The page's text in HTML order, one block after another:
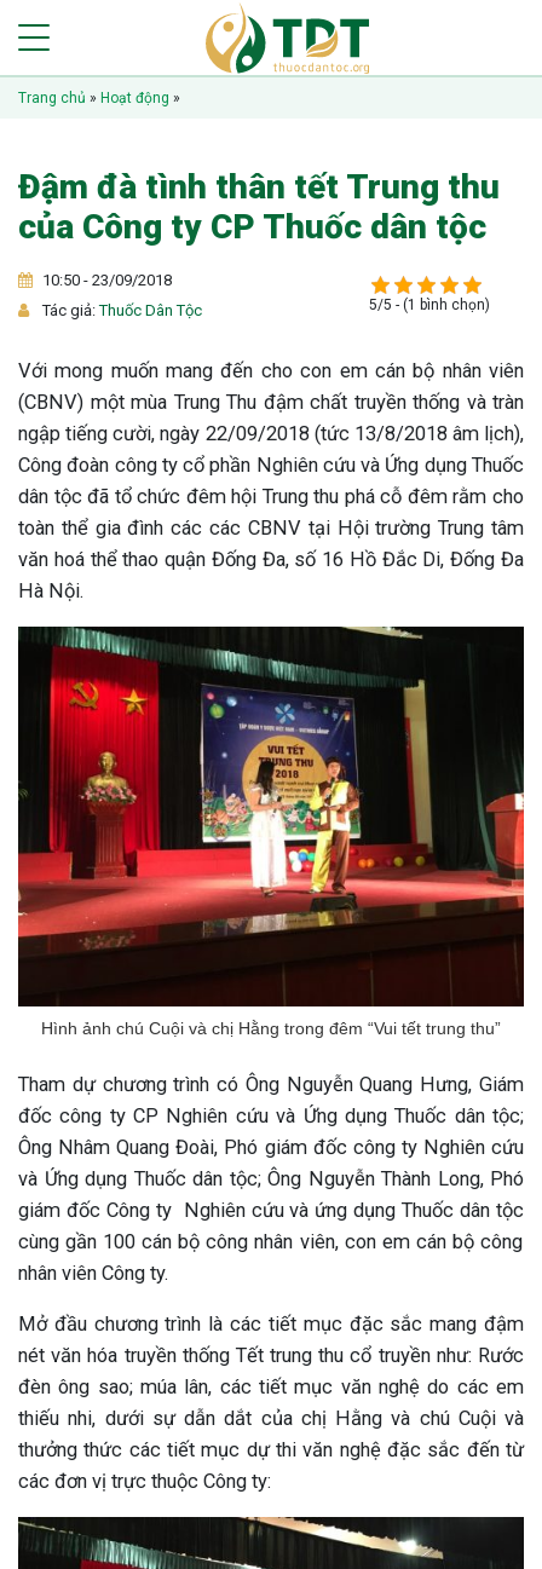
Trang chủ » Hoạt động »
Đậm đà tình thân tết Trung thu
của Công ty CP Thuốc dân tộc
10:50 - 23/09/2018
Tác giả:Thuốc Dân Tộc 5/5 - (1 bình chọn)
Với mong muốn mang đến cho con em cán bộ nhân viên
(CBNV) một mùa Trung Thu đậm chất truyền thống và tràn
ngập tiếng cười, ngày 22/09/2018 (tức 13/8/2018 âm lịch),
Công đoàn công ty cổ phần Nghiên cứu và Ứng dụng Thuốc
dân tộc đã tổ chức đêm hội Trung thu phá cỗ đêm rằm cho
toàn thể gia đình các các CBNV tại Hội trường Trung tâm
văn hoá thể thao quận Đống Đa, số 16 Hồ Đắc Di, Đống Đa
Hà Nội.
Hình ảnh chú Cuội và chị Hằng trong đêm “Vui tết trung thu”
Tham dự chương trình có Ông Nguyễn Quang Hưng, Giám
đốc công ty CP Nghiên cứu và Ứng dụng Thuốc dân tộc;
Ông Nhâm Quang Đoài, Phó giám đốc công ty Nghiên cứu
và Ứng dụng Thuốc dân tộc; Ông Nguyễn Thành Long, Phó
giám đốc Công ty Nghiên cứu và ứng dụng Thuốc dân tộc
cùng gần 100 cán bộ công nhân viên, con em cán bộ công
nhân viên Công ty.
Mở đầu chương trình là các tiết mục đặc sắc mang đậm
nét văn hóa truyền thống Tết trung thu cổ truyền như: Rước
đèn ông sao; múa lân, các tiết mục văn nghệ do các em
thiếu nhi, dưới sự dẫn dắt của chị Hằng và chú Cuội và
thưởng thức các tiết mục dự thi văn nghệ đặc sắc đến từ
các đơn vị trực thuộc Công ty: